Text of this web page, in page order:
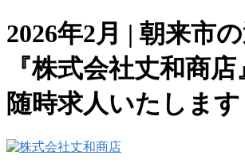
2026年2月 | 朝来市
『株式会社丈和商店
随時求人いたします